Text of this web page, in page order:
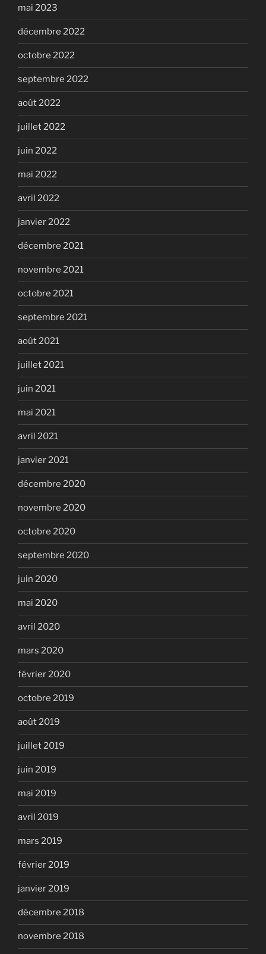
mai 2023
décembre 2022
octobre 2022
septembre 2022
août 2022
juillet 2022
juin 2022
mai 2022
avril 2022
janvier 2022
décembre 2021
novembre 2021
octobre 2021
septembre 2021
août 2021
juillet 2021
juin 2021
mai 2021
avril 2021
janvier 2021
décembre 2020
novembre 2020
octobre 2020
septembre 2020
juin 2020
mai 2020
avril 2020
mars 2020
février 2020
octobre 2019
août 2019
juillet 2019
juin 2019
mai 2019
avril 2019
mars 2019
février 2019
janvier 2019
décembre 2018
novembre 2018